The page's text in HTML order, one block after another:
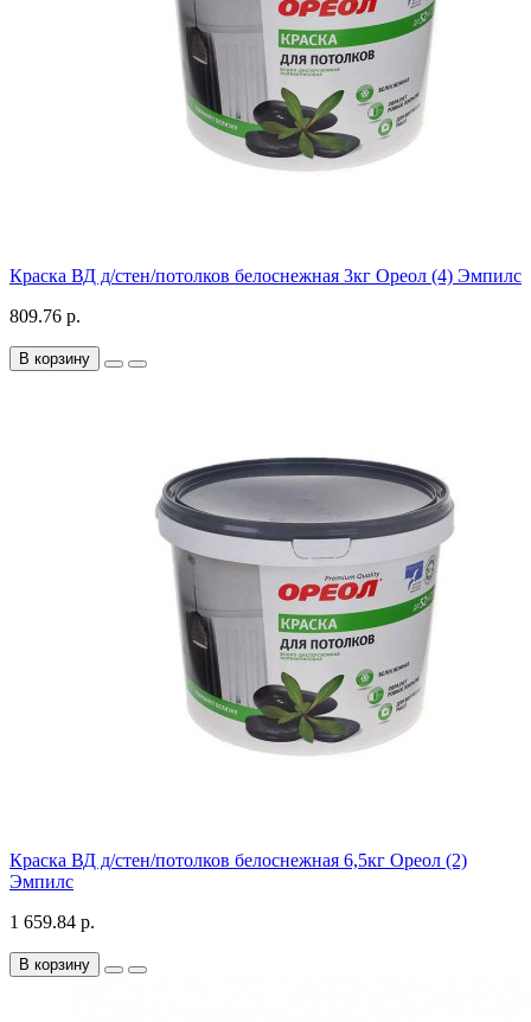
Краска ВД д/стен/потолков белоснежная 3кг Ореол (4) Эмпилс
809.76 р.
В корзину
Краска ВД д/стен/потолков белоснежная 6,5кг Ореол (2)
Эмпилс
1 659.84 р.
В корзину